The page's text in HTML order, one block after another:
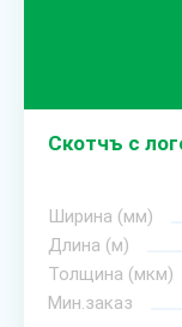
Скотчъ с
Ширина (мм)
Длина (м)
Толщина (мкм)
Мин.заказ